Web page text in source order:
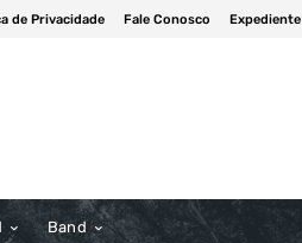
de Privacidade Fale Conosco Expediente
Band